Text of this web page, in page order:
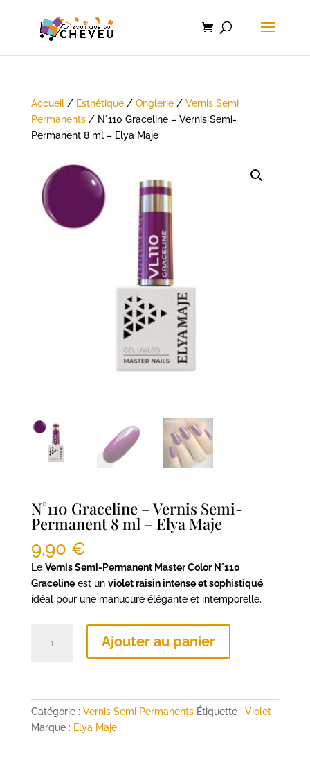
Accueil/ Esthétique/ Onglerie/ Vernis Semi
Permanents/ N°110 Graceline – Vernis Semi-
Permanent 8 ml – Elya Maje
N°110 Graceline – Vernis Semi-
Permanent 8 ml – Elya Maje
9,90 €
Le Vernis Semi-Permanent Master Color N°110
Gracelineest un violet raisin intense et sophistiqué,
idéal pour une manucure élégante et intemporelle.
Vernis
Semi-
Ajouter au panier
Catégorie : Vernis Semi Permanents Étiquette : Violet
Marque : Elya Maje